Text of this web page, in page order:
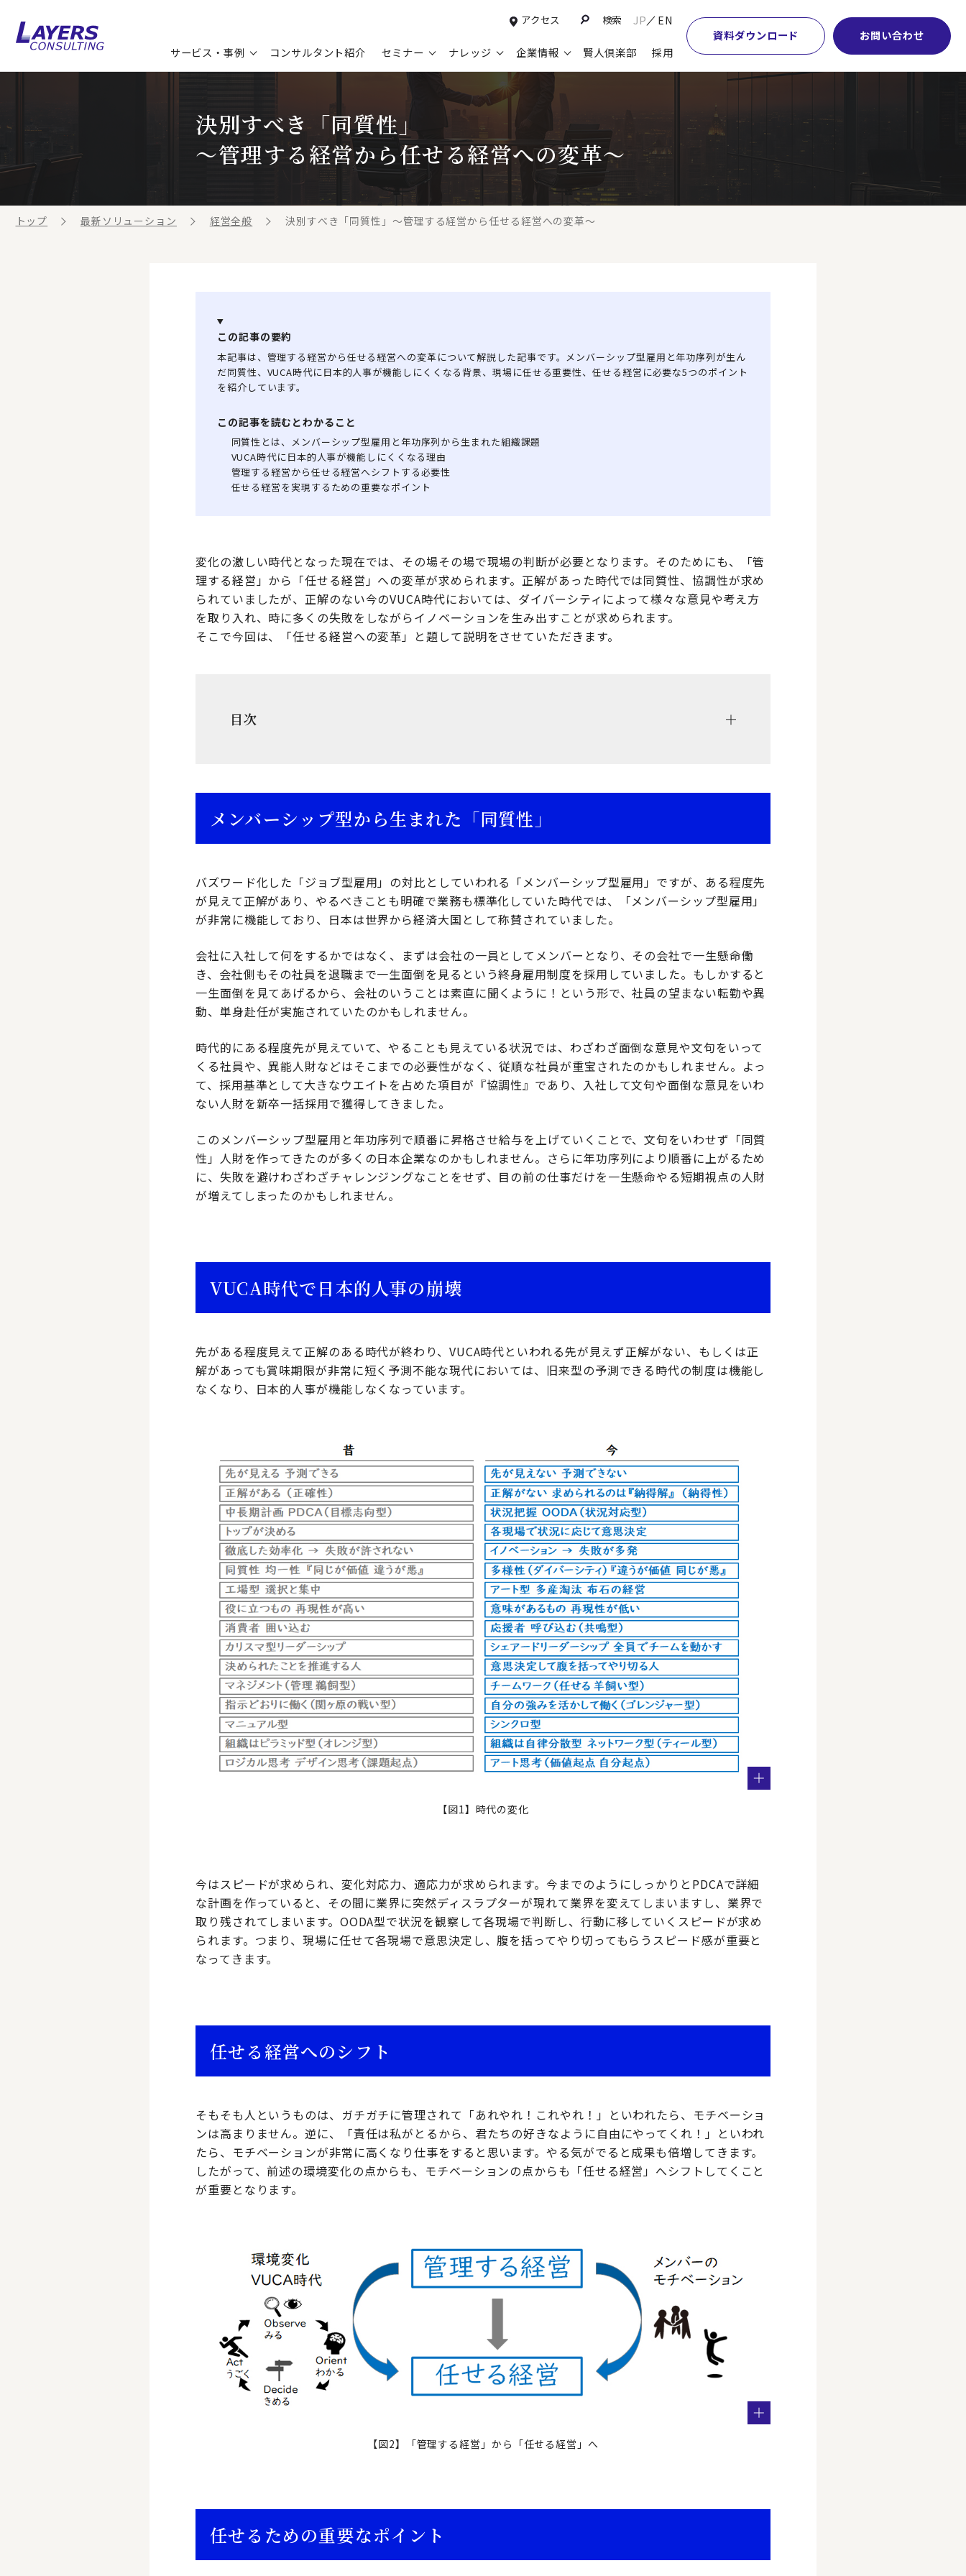
アクセス 検索 JP EN
サービス・事例 コンサルタント紹介 セミナー ナレッジ 企業情報 賢人倶楽部 採用
資料ダウンロード お問い合わせ
コンサルティング事例
コンサルティングサービスTOP
新規事業開発・ビジネスモデル変革・
M&A支援
グループ・グローバル経営管理
ガバナンス・リスクマネジメント強化
マーケティング戦略・営業改革
本社・間接業務改革
サプライチェーンマネジメント
物流改革
ヒューマンリソースマネジメント
ビジネスプロセスアウトソーシング
セミナー情報TOP
申込み受付中のセミナー
配信中のセミナーアーカイブ
過去のセミナー
コラム
ビジネステーマ解説集
最新ソリューションTOP
経営全般
経営企画・事業戦略
経営管理・経理・財務
人事
営業・マーケティング
設計・開発・生産・調達
【特集】会計システム刷新
【特集】CFO革新
【特集】FP＆Aへの旅
お知らせ
企業情報TOP
会社概要
トップメッセージ
コンプライアンス（法令遵守）
レイヤーズ・コンサルティングの特徴
学術顧問紹介
DE&I推進の取り組み
グループ会社
グローバルネットワーク
パートナーシップ
お知らせTOP
ニュース
メディア掲載
決別すべき「同質性」
～管理する経営から任せる経営への変革～
トップ 最新ソリューション 経営全般 決別すべき「同質性」～管理する経営から任せる経営への変革～
この記事の要約
本記事は、管理する経営から任せる経営への変革について解説した記事です。メンバーシップ型雇用と年功序列が生ん
だ同質性、VUCA時代に日本的人事が機能しにくくなる背景、現場に任せる重要性、任せる経営に必要な5つのポイント
を紹介しています。
この記事を読むとわかること
同質性とは、メンバーシップ型雇用と年功序列から生まれた組織課題
VUCA時代に日本的人事が機能しにくくなる理由
管理する経営から任せる経営へシフトする必要性
任せる経営を実現するための重要なポイント
変化の激しい時代となった現在では、その場その場で現場の判断が必要となります。そのためにも、「管
理する経営」から「任せる経営」への変革が求められます。正解があった時代では同質性、協調性が求め
られていましたが、正解のない今のVUCA時代においては、ダイバーシティによって様々な意見や考え方
を取り入れ、時に多くの失敗をしながらイノベーションを生み出すことが求められます。
そこで今回は、「任せる経営への変革」と題して説明をさせていただきます。
目次
メンバーシップ型から生まれた「同質性」
バズワード化した「ジョブ型雇用」の対比としていわれる「メンバーシップ型雇用」ですが、ある程度先
が見えて正解があり、やるべきことも明確で業務も標準化していた時代では、「メンバーシップ型雇用」
が非常に機能しており、日本は世界から経済大国として称賛されていました。
会社に入社して何をするかではなく、まずは会社の一員としてメンバーとなり、その会社で一生懸命働
き、会社側もその社員を退職まで一生面倒を見るという終身雇用制度を採用していました。もしかすると
一生面倒を見てあげるから、会社のいうことは素直に聞くように！という形で、社員の望まない転勤や異
動、単身赴任が実施されていたのかもしれません。
時代的にある程度先が見えていて、やることも見えている状況では、わざわざ面倒な意見や文句をいって
くる社員や、異能人財などはそこまでの必要性がなく、従順な社員が重宝されたのかもしれません。よっ
て、採用基準として大きなウエイトを占めた項目が『協調性』であり、入社して文句や面倒な意見をいわ
ない人財を新卒一括採用で獲得してきました。
このメンバーシップ型雇用と年功序列で順番に昇格させ給与を上げていくことで、文句をいわせず「同質
性」人財を作ってきたのが多くの日本企業なのかもしれません。さらに年功序列により順番に上がるため
に、失敗を避けわざわざチャレンジングなことをせず、目の前の仕事だけを一生懸命やる短期視点の人財
が増えてしまったのかもしれません。
VUCA時代で日本的人事の崩壊
先がある程度見えて正解のある時代が終わり、VUCA時代といわれる先が見えず正解がない、もしくは正
解があっても賞味期限が非常に短く予測不能な現代においては、旧来型の予測できる時代の制度は機能し
なくなり、日本的人事が機能しなくなっています。
【図1】時代の変化
今はスピードが求められ、変化対応力、適応力が求められます。今までのようにしっかりとPDCAで詳細
な計画を作っていると、その間に業界に突然ディスラプターが現れて業界を変えてしまいますし、業界で
取り残されてしまいます。OODA型で状況を観察して各現場で判断し、行動に移していくスピードが求め
られます。つまり、現場に任せて各現場で意思決定し、腹を括ってやり切ってもらうスピード感が重要と
なってきます。
任せる経営へのシフト
そもそも人というものは、ガチガチに管理されて「あれやれ！これやれ！」といわれたら、モチベーショ
ンは高まりません。逆に、「責任は私がとるから、君たちの好きなように自由にやってくれ！」といわれ
たら、モチベーションが非常に高くなり仕事をすると思います。やる気がでると成果も倍増してきます。
したがって、前述の環境変化の点からも、モチベーションの点からも「任せる経営」へシフトしてくこと
が重要となります。
【図2】「管理する経営」から「任せる経営」へ
任せるための重要なポイント